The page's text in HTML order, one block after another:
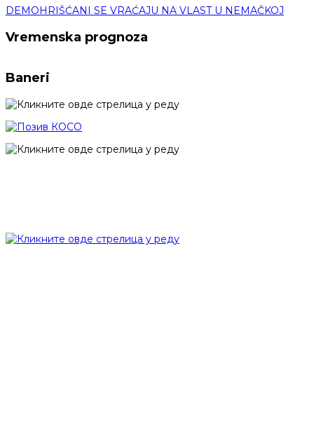
DEMOHRIŠĆANI SE VRAĆAJU NA VLAST U NEMAČKOJ
Vremenska prognoza
Baneri